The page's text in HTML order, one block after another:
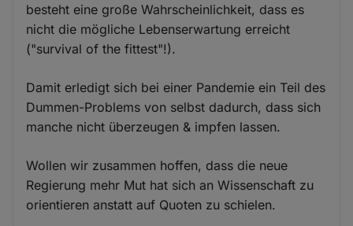
besteht eine große Wahrscheinlichkeit, dass es
nicht die mögliche Lebenserwartung erreicht
("survival of the fittest"!).
Damit erledigt sich bei einer Pandemie ein Teil des
Dummen-Problems von selbst dadurch, dass sich
manche nicht überzeugen & impfen lassen.
Wollen wir zusammen hoffen, dass die neue
Regierung mehr Mut hat sich an Wissenschaft zu
orientieren anstatt auf Quoten zu schielen.